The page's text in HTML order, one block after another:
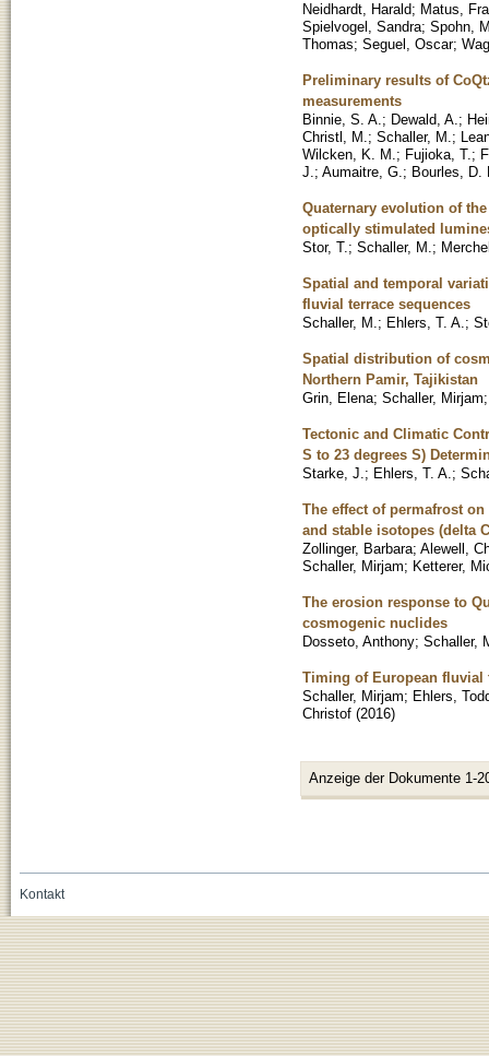
Neidhardt, Harald; Matus,
Spielvogel, Sandra; Spohn,
Thomas; Seguel, Oscar;
Preliminary results of
measurements
Binnie, S. A. ; Dewald, A. ;
Christl, M. ; Schaller, M. ;
Wilcken, K. M. ; Fujioka, T. ;
J. ; Aumaitre, G. ; Bourles, D.
Quaternary evolution of
optically stimulated
Stor, T. ; Schaller, M. ;
Spatial and temporal
fluvial terrace sequences
Schaller, M. ; Ehlers, T. A. ;
Spatial distribution of
Northern Pamir, Tajikistan
Grin, Elena; Schaller, Mirjam
Tectonic and Climatic
S to 23 degrees S)
Starke, J. ; Ehlers, T. A. ;
The effect of permafrost
and stable isotopes (delta
Zollinger, Barbara; Alewell,
Schaller, Mirjam; Ketterer,
The erosion response to
cosmogenic nuclides
Dosseto, Anthony; Schaller,
Timing of European fluvial
Schaller, Mirjam; Ehlers,
Christof (2016)
Anzeige der Dokumente 1-
Kontakt